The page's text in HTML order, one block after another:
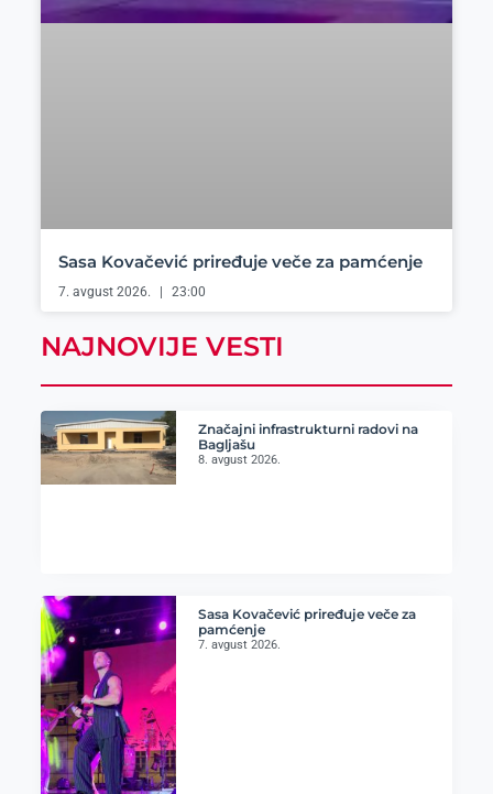
Sasa Kovačević priređuje veče za pamćenje
7. avgust 2026. 23:00
NAJNOVIJE VESTI
Značajni infrastrukturni radovi na
Bagljašu
8. avgust 2026.
Sasa Kovačević priređuje veče za
pamćenje
7. avgust 2026.